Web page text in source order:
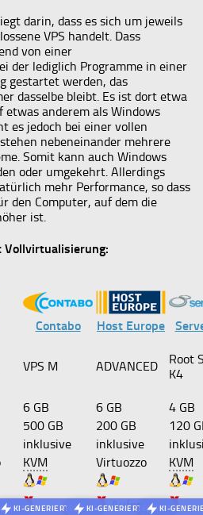
darin, dass es sich um jeweils
VPS handelt. Dass
von einer
der lediglich Programme in einer
gestartet werden, das
dasselbe bleibt. Es ist dort etwa
anderem als Windows
es jedoch bei einer vollen
nebeneinander mehrere
Somit kann auch Windows
oder umgekehrt. Allerdings
mehr Performance, so dass
den Computer, auf dem die
ist.
Vollvirtualisierung:
Contabo Host Europe
VPS M ADVANCED
Root
K4
6 GB 6 GB
4 GB
500 GB 200 GB
120
inklusive inklusive
KVM Virtuozzo
KVM
BILDKI-GENERIERTES BILD Aufpreis
KI-GENERIERTES BILD
KI-